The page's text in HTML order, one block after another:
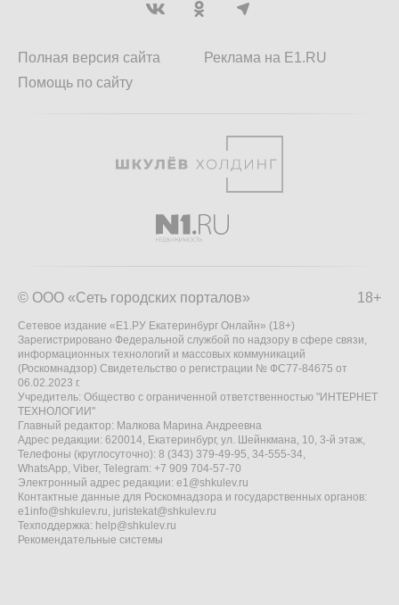
Полная версия сайта
Помощь по сайту
Реклама на E1.RU
18+
© ООО «Сеть городских порталов»
Сетевое издание «Е1.РУ Екатеринбург Онлайн» (18+)
Зарегистрировано Федеральной службой по надзору в сфере связи,
информационных технологий и массовых коммуникаций
(Роскомнадзор) Свидетельство о регистрации № ФС77-84675 от
06.02.2023 г.
Учредитель: Общество с ограниченной ответственностью "ИНТЕРНЕТ
ТЕХНОЛОГИИ"
Главный редактор: Малкова Марина Андреевна
Адрес редакции: 620014, Екатеринбург, ул. Шейнкмана, 10, 3-й этаж,
Телефоны (круглосуточно): 8 (343) 379-49-95, 34-555-34,
WhatsApp, Viber, Telegram: +7 909 704-57-70
Электронный адрес редакции: e1@shkulev.ru
Контактные данные для Роскомнадзора и государственных органов:
e1info@shkulev.ru, juristekat@shkulev.ru
Техподдержка: help@shkulev.ru
Рекомендательные системы